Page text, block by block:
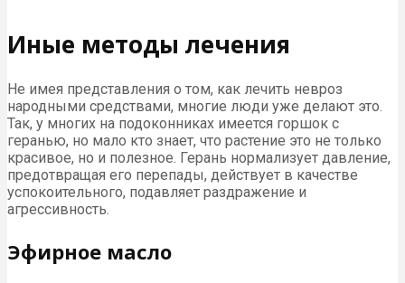
Иные методы лечения
Не имея представления о том, как лечить невроз
народными средствами, многие люди уже делают это.
Так, у многих на подоконниках имеется горшок с
геранью, но мало кто знает, что растение это не только
красивое, но и полезное. Герань нормализует давление,
предотвращая его перепады, действует в качестве
успокоительного, подавляет раздражение и
агрессивность.
Эфирное масло